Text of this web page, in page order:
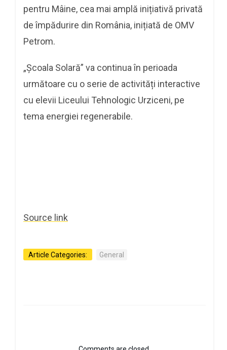
pentru Mâine, cea mai amplă inițiativă privată
de împădurire din România, inițiată de OMV
Petrom.
„Școala Solară” va continua în perioada
următoare cu o serie de activități interactive
cu elevii Liceului Tehnologic Urziceni, pe
tema energiei regenerabile.
Source link
Article Categories: General